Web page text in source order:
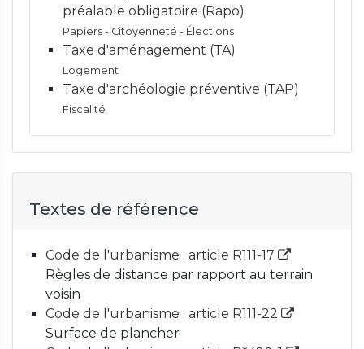
préalable obligatoire (Rapo)
Papiers - Citoyenneté - Élections
Taxe d'aménagement (TA)
Logement
Taxe d'archéologie préventive (TAP)
Fiscalité
Textes de référence
Code de l'urbanisme : article R111-17
Règles de distance par rapport au terrain
voisin
Code de l'urbanisme : article R111-22
Surface de plancher